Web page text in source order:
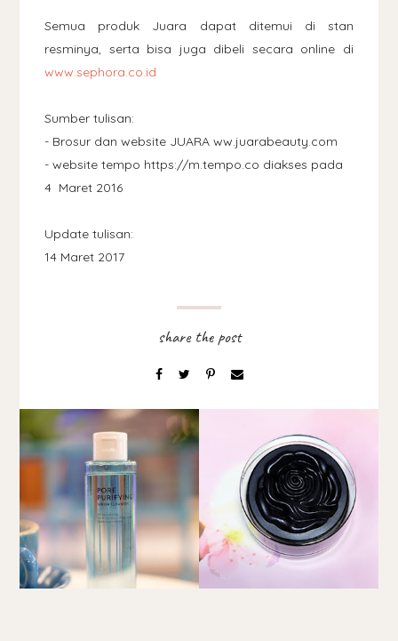
Semua produk Juara dapat ditemui di stan
resminya, serta bisa juga dibeli secara online di
www.sephora.co.id
Sumber tulisan:
- Brosur dan website JUARA ww.juarabeauty.com
- website tempo https://m.tempo.co diakses pada
4 Maret 2016
Update tulisan:
14 Maret 2017